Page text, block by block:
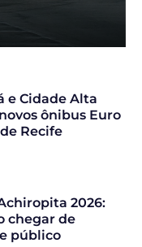
e Cidade Alta
ônibus Euro
Recife
2026:
chegar de
público